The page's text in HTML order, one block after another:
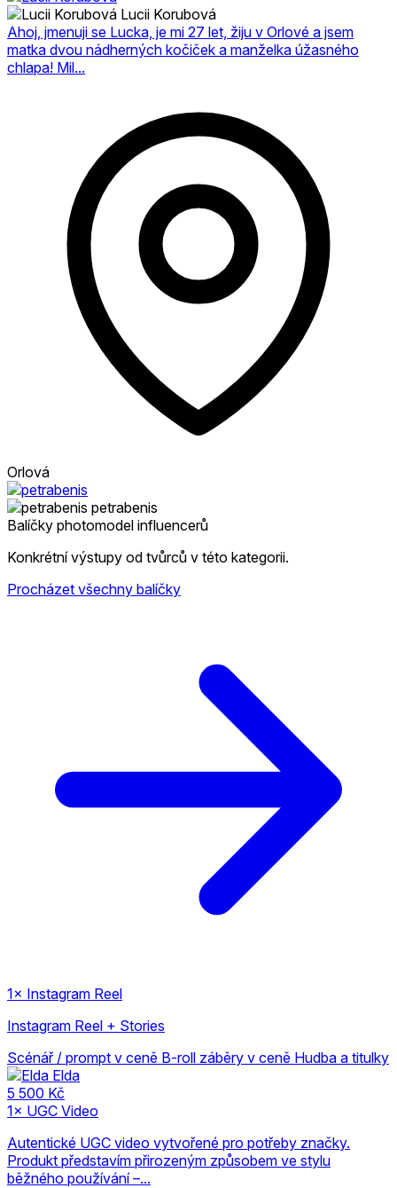
Lucii Korubová
Ahoj, jmenuji se Lucka, je mi 27 let, žiju v Orlové a jsem
matka dvou nádherných kočiček a manželka úžasného
chlapa! Mil...
Orlová
petrabenis
Balíčky photomodel influencerů
Konkrétní výstupy od tvůrců v této kategorii.
Procházet všechny balíčky
1× Instagram Reel
Instagram Reel + Stories
Scénář / prompt v ceně B-roll záběry v ceně Hudba a titulky
Elda
5 500 Kč
1× UGC Video
Autentické UGC video vytvořené pro potřeby značky.
Produkt představím přirozeným způsobem ve stylu
běžného používání –...